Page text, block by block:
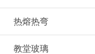
热熔热弯
教堂玻璃